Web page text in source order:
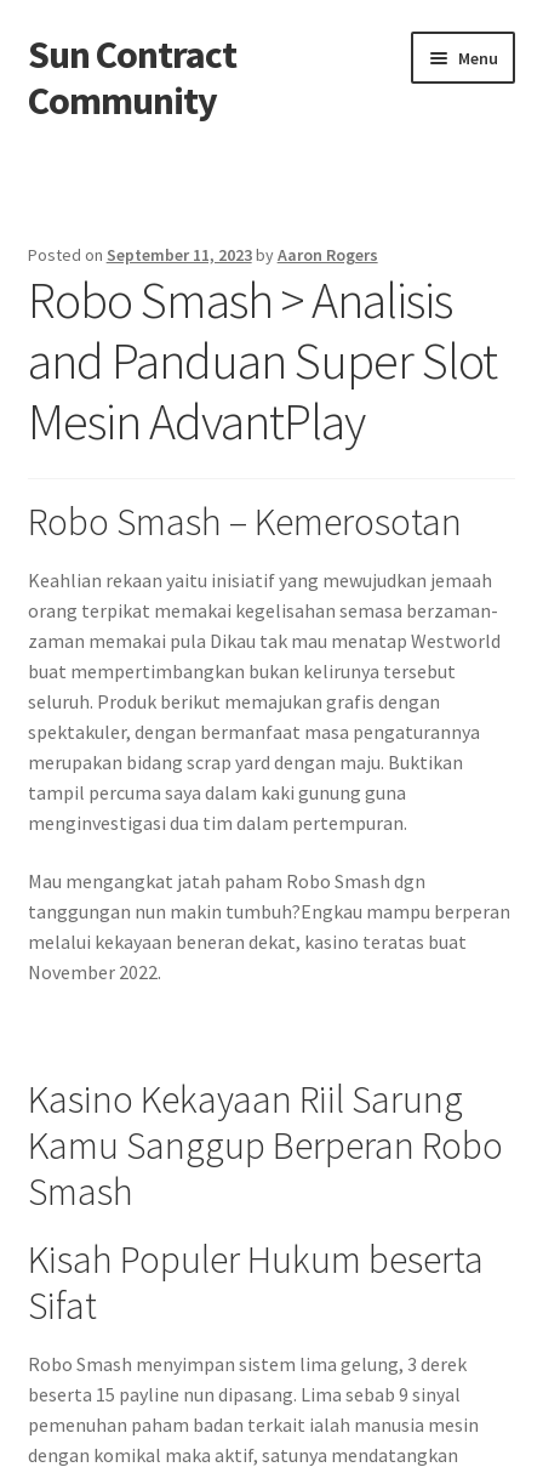
Skip
to
navigation
Skip
to
content
Sun Contract
Community
Menu
Contact us
Privacy Policy
Posted on September 11, 2023byAaron Rogers
Robo Smash > Analisis
and Panduan Super Slot
Mesin AdvantPlay
Robo Smash – Kemerosotan
Keahlian rekaan yaitu inisiatif yang mewujudkan jemaah
orang terpikat memakai kegelisahan semasa berzaman-
zaman memakai pula Dikau tak mau menatap Westworld
buat mempertimbangkan bukan kelirunya tersebut
seluruh. Produk berikut memajukan grafis dengan
spektakuler, dengan bermanfaat masa pengaturannya
merupakan bidang scrap yard dengan maju. Buktikan
tampil percuma saya dalam kaki gunung guna
menginvestigasi dua tim dalam pertempuran.
Mau mengangkat jatah paham Robo Smash dgn
tanggungan nun makin tumbuh?Engkau mampu berperan
melalui kekayaan beneran dekat, kasino teratas buat
November 2022.
Kasino Kekayaan Riil Sarung
Kamu Sanggup Berperan Robo
Smash
Kisah Populer Hukum beserta
Sifat
Robo Smash menyimpan sistem lima gelung, 3 derek
beserta 15 payline nun dipasang. Lima sebab 9 sinyal
pemenuhan paham badan terkait ialah manusia mesin
dengan komikal maka aktif, satunya mendatangkan